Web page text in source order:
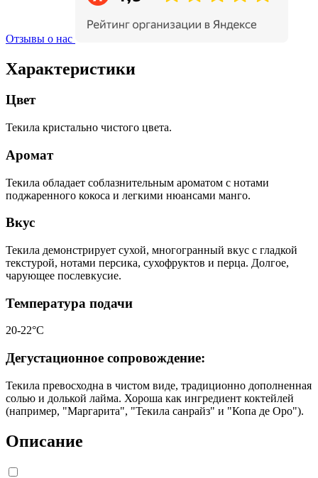
Отзывы о нас
Характеристики
Цвет
Текила кристально чистого цвета.
Аромат
Текила обладает соблазнительным ароматом с нотами
поджаренного кокоса и легкими нюансами манго.
Вкус
Текила демонстрирует сухой, многогранный вкус с гладкой
текстурой, нотами персика, сухофруктов и перца. Долгое,
чарующее послевкусие.
Температура подачи
20-22°C
Дегустационное сопровождение:
Текила превосходна в чистом виде, традиционно дополненная
солью и долькой лайма. Хороша как ингредиент коктейлей
(например, "Мaргарита", "Текила санрайз" и "Копа де Оро").
Описание